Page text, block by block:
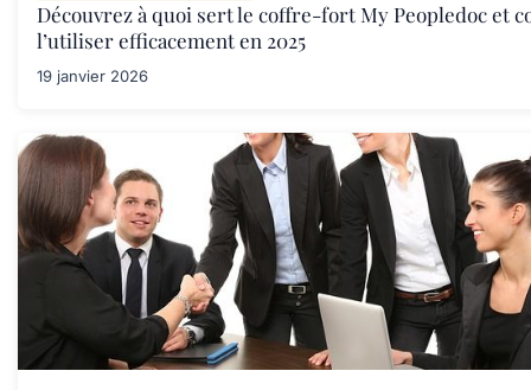
Découvrez à quoi sert le coffre-fort My Peopledoc et
l’utiliser efficacement en 2025
19 janvier 2026